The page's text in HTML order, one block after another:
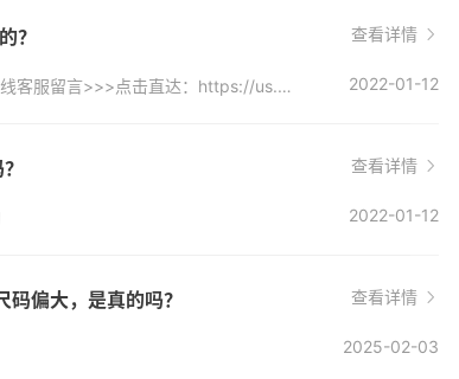
？ 查看详情
他家没有在线客服，不过有在线客服留言，在线客服留言>>>点击直达：https://us.maje.com/en/contact-us 2022-01-12
查看详情
2022-01-12
偏大，是真的吗？ 查看详情
2025-02-03
Suit Negozi：夏季大促！DVN 麂皮运动鞋